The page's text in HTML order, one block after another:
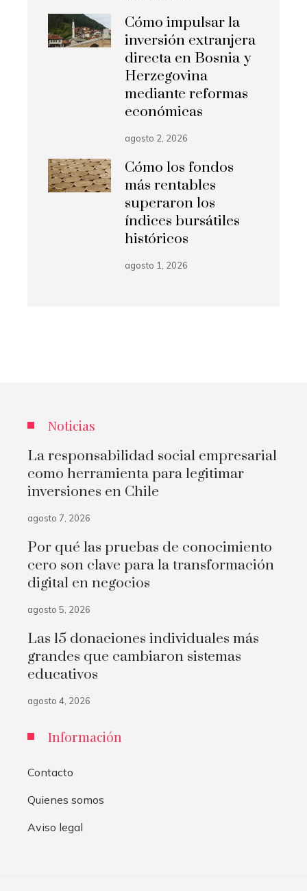
Cómo impulsar la
inversión extranjera
directa en Bosnia y
Herzegovina
mediante reformas
económicas
agosto 2, 2026
Cómo los fondos
más rentables
superaron los
índices bursátiles
históricos
agosto 1, 2026
Noticias
La responsabilidad social empresarial
como herramienta para legitimar
inversiones en Chile
agosto 7, 2026
Por qué las pruebas de conocimiento
cero son clave para la transformación
digital en negocios
agosto 5, 2026
Las 15 donaciones individuales más
grandes que cambiaron sistemas
educativos
agosto 4, 2026
Información
Contacto
Quienes somos
Aviso legal